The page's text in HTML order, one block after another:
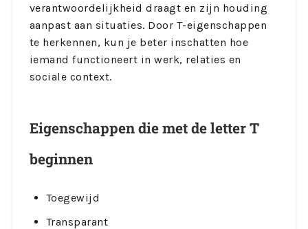
verantwoordelijkheid draagt en zijn houding
aanpast aan situaties. Door T-eigenschappen
te herkennen, kun je beter inschatten hoe
iemand functioneert in werk, relaties en
sociale context.
Eigenschappen die met de letter T
beginnen
Toegewijd
Transparant